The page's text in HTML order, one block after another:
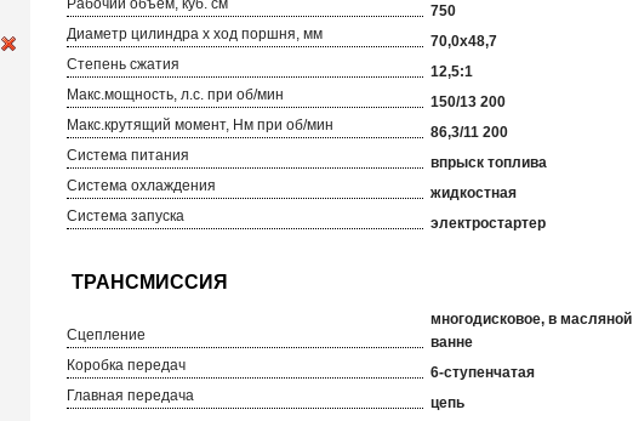
Рабочий объём, куб. см
750
Диаметр цилиндра х ход поршня, мм
70,0x48,7
Степень сжатия
12,5:1
Макс.мощность, л.с. при об/мин
150/13 200
Макс.крутящий момент, Нм при об/мин
86,3/11 200
Система питания
впрыск топлива
Система охлаждения
жидкостная
Система запуска
электростартер
Сцепление
многодисковое, в масляной
ванне
Коробка передач
6-ступенчатая
Главная передача
цепь